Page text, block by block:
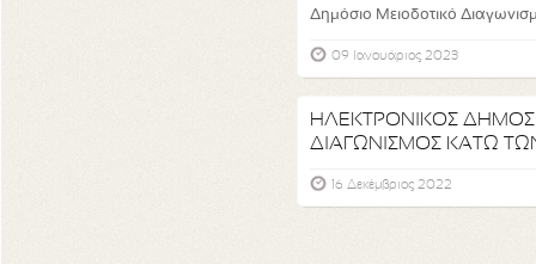
Δημόσιο Μειοδοτικό
09 Ιανουάριος 2023
ΗΛΕΚΤΡΟΝΙΚΟΣ
ΔΙΑΓΩΝΙΣΜΟΣ ΚΑΤΩ
16 Δεκέμβριος 2022